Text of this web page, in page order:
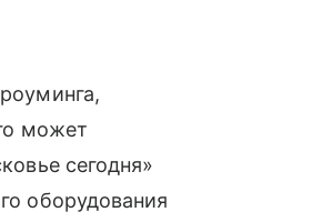
может
сегодня»
оборудования